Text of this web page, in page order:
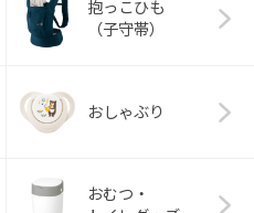
抱っこひも
（子守帯）
おしゃぶり
おむつ・